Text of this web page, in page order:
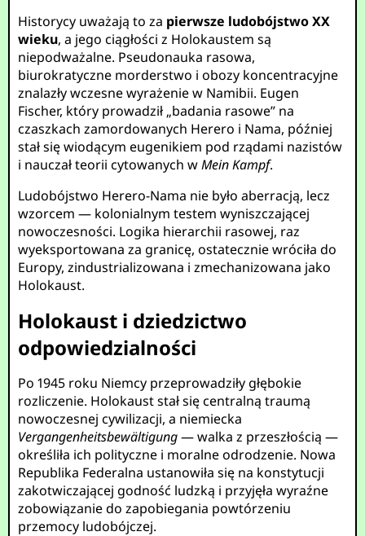
Historycy uważają to za pierwsze ludobójstwo XX
wieku, a jego ciągłości z Holokaustem są
niepodważalne. Pseudonauka rasowa,
biurokratyczne morderstwo i obozy koncentracyjne
znalazły wczesne wyrażenie w Namibii. Eugen
Fischer, który prowadził „badania rasowe” na
czaszkach zamordowanych Herero i Nama, później
stał się wiodącym eugenikiem pod rządami nazistów
i nauczał teorii cytowanych wMein Kampf.
Ludobójstwo Herero-Nama nie było aberracją, lecz
wzorcem — kolonialnym testem wyniszczającej
nowoczesności. Logika hierarchii rasowej, raz
wyeksportowana za granicę, ostatecznie wróciła do
Europy, zindustrializowana i zmechanizowana jako
Holokaust.
Holokaust i dziedzictwo
odpowiedzialności
Po 1945 roku Niemcy przeprowadziły głębokie
rozliczenie. Holokaust stał się centralną traumą
nowoczesnej cywilizacji, a niemiecka
Vergangenheitsbewältigung— walka z przeszłością —
określiła ich polityczne i moralne odrodzenie. Nowa
Republika Federalna ustanowiła się na konstytucji
zakotwiczającej godność ludzką i przyjęła wyraźne
zobowiązanie do zapobiegania powtórzeniu
przemocy ludobójczej.